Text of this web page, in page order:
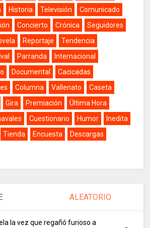
Historia Televisión
Comunicado
Concierto Crónica
Seguidores
Reportaje
Tendencia
Parranda
Internacional
Documental
Cacicadas
Columna Vallenato
Caseta
Gira Premiación
Última Hora
Cuestionario Humor
Inedita
Tienda Encuesta
Descargas
ALEATORIO
la vez que regañó furioso a